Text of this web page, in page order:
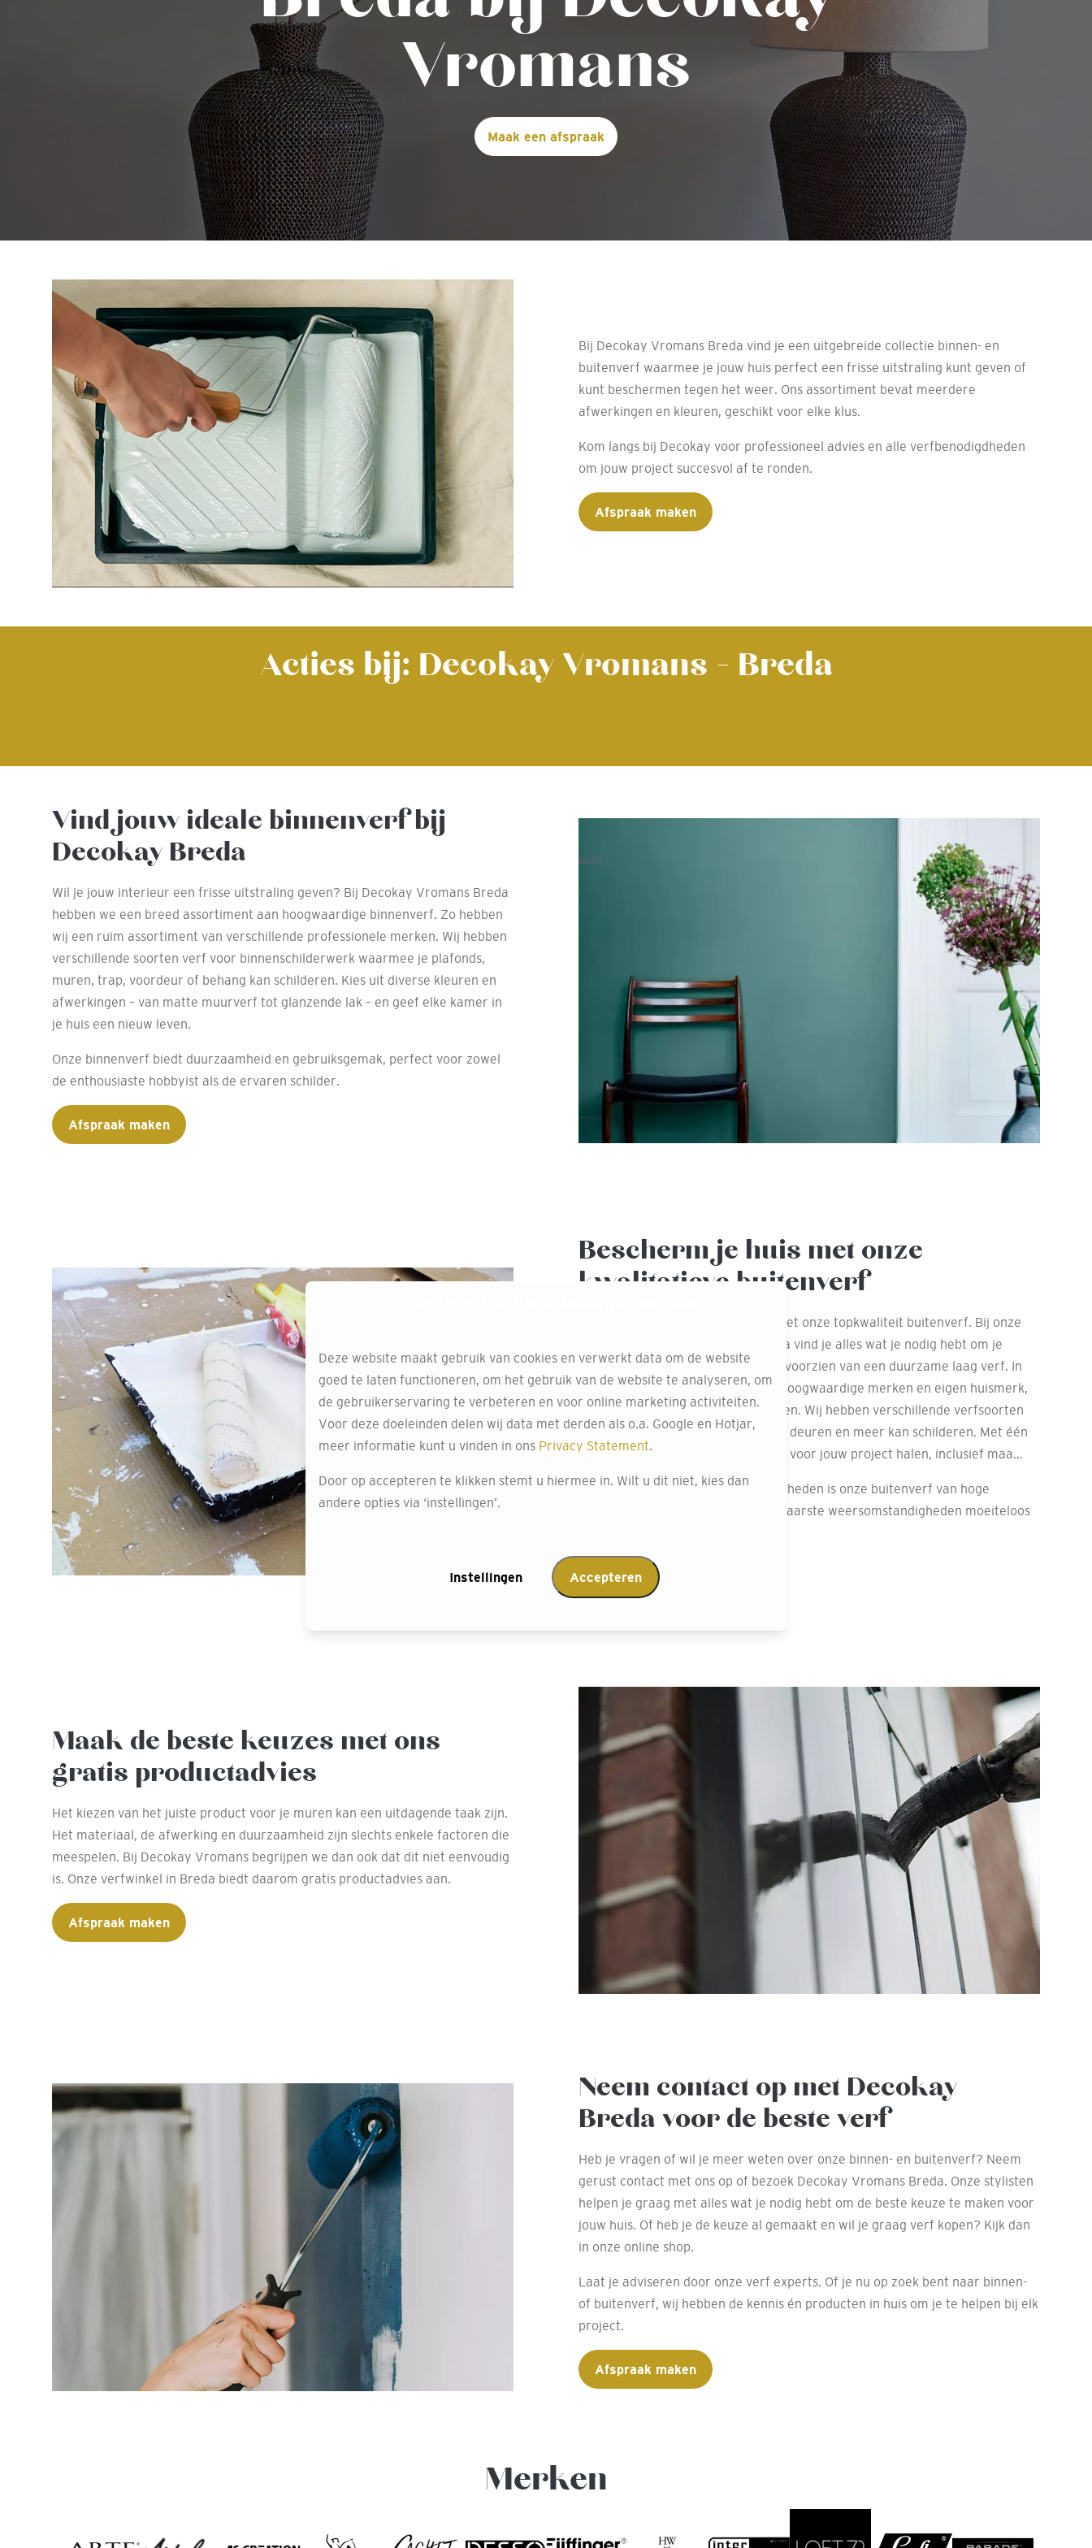
Vromans
Maak een afspraak
Bij Decokay Vromans Breda vind je een uitgebreide collectie binnen- en
buitenverf waarmee je jouw huis perfect een frisse uitstraling kunt geven of
kunt beschermen tegen het weer. Ons assortiment bevat meerdere
afwerkingen en kleuren, geschikt voor elke klus.
Kom langs bij Decokay voor professioneel advies en alle verfbenodigdheden
om jouw project succesvol af te ronden.
Afspraak maken
Acties bij: Decokay Vromans - Breda
Vind jouw ideale binnenverf bij
Decokay Breda
Wil je jouw interieur een frisse uitstraling geven? Bij Decokay Vromans Breda
hebben we een breed assortiment aan hoogwaardige binnenverf. Zo hebben
wij een ruim assortiment van verschillende professionele merken. Wij hebben
verschillende soorten verf voor binnenschilderwerk waarmee je plafonds,
muren, trap, voordeur of behang kan schilderen. Kies uit diverse kleuren en
afwerkingen – van matte muurverf tot glanzende lak – en geef elke kamer in
je huis een nieuw leven.
Onze binnenverf biedt duurzaamheid en gebruiksgemak, perfect voor zowel
de enthousiaste hobbyist als de ervaren schilder.
Afspraak maken
Bescherm je huis met onze
kwalitatieve buitenverf
Bescherm je huis tegen het weer met onze topkwaliteit buitenverf. Bij onze
verfwinkel Decokay Vromans Breda vind je alles wat je nodig hebt om je
buitenmuur, schuur, of hekwerk te voorzien van een duurzame laag verf. In
ons assortiment hebben wij zowel hoogwaardige merken en eigen huismerk,
zodat jij de beste verf kunt gebruiken. Wij hebben verschillende verfsoorten
waarmee je kozijnen, buitenmuren, deuren en meer kan schilderen. Met één
bezoek aan onze winkel kun je alles voor jouw project halen, inclusief maa...
Met meer dan 10.000 kleurmogelijkheden is onze buitenverf van hoge
kwaliteit ontworpen om zelfs de zwaarste weersomstandigheden moeiteloos
Afspraak maken
Maak de beste keuzes met ons
gratis productadvies
Het kiezen van het juiste product voor je muren kan een uitdagende taak zijn.
Het materiaal, de afwerking en duurzaamheid zijn slechts enkele factoren die
meespelen. Bij Decokay Vromans begrijpen we dan ook dat dit niet eenvoudig
is. Onze verfwinkel in Breda biedt daarom gratis productadvies aan.
Afspraak maken
Neem contact op met Decokay
Breda voor de beste verf
Heb je vragen of wil je meer weten over onze binnen- en buitenverf? Neem
gerust contact met ons op of bezoek Decokay Vromans Breda. Onze stylisten
helpen je graag met alles wat je nodig hebt om de beste keuze te maken voor
jouw huis. Of heb je de keuze al gemaakt en wil je graag verf kopen? Kijk dan
in onze online shop.
Laat je adviseren door onze verf experts. Of je nu op zoek bent naar binnen-
of buitenverf, wij hebben de kennis én producten in huis om je te helpen bij elk
project.
Afspraak maken
Merken
Deze website maakt gebruik van cookies en verwerkt data om de website
goed te laten functioneren, om het gebruik van de website te analyseren, om
de gebruikerservaring te verbeteren en voor online marketing activiteiten.
Voor deze doeleinden delen wij data met derden als o.a. Google en Hotjar,
meer informatie kunt u vinden in ons Privacy Statement.
Door op accepteren te klikken stemt u hiermee in. Wilt u dit niet, kies dan
andere opties via ‘instellingen’.
Instellingen Accepteren